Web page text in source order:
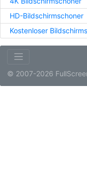
HD-Bildschirmschoner
Kostenloser
© 2007-2026